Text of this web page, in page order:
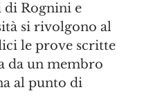
di Rognini e
si rivolgono al
le prove scritte
da un membro
al punto di